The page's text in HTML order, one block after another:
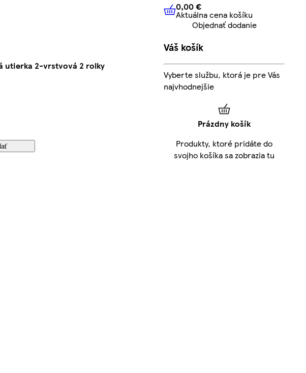
utierka 2-vrstvová 2 rolky
0,00 € Aktuálna cena košíku
0,00 €
Aktuálna cena košíku
Objednať dodanie
Váš košík
Vyberte službu, ktorá je pre Vás
najvhodnejšie
Prázdny košík
Produkty, ktoré pridáte do
svojho košíka sa zobrazia tu